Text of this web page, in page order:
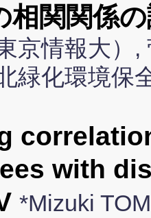
相関関係
京情報大）
緑化環境保
with
*Mizuki